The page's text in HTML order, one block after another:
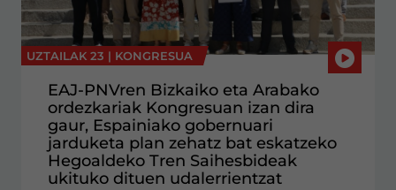
UZTAILAK 23 | KONGRESUA
EAJ-PNVren Bizkaiko eta Arabako
ordezkariak Kongresuan izan dira
gaur, Espainiako gobernuari
jarduketa plan zehatz bat eskatzeko
Hegoaldeko Tren Saihesbideak
ukituko dituen udalerrientzat